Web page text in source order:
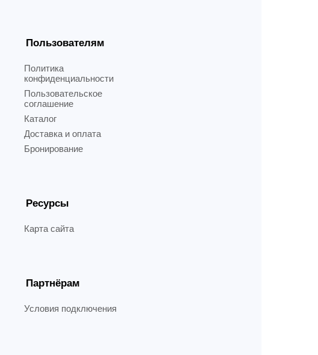
Пользователям
Политика
конфиденциальности
Пользовательское
соглашение
Каталог
Доставка и оплата
Бронирование
Ресурсы
Карта сайта
Партнёрам
Условия подключения